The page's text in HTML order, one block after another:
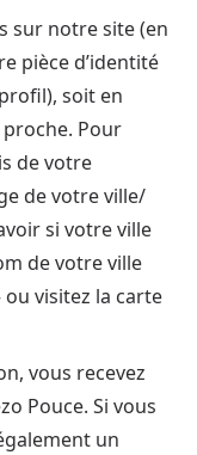
sur notre site (en
pièce d’identité
soit en
Pour
de votre
de votre ville/
si votre ville
de votre ville
ou visitez la carte
vous recevez
Pouce. Si vous
un